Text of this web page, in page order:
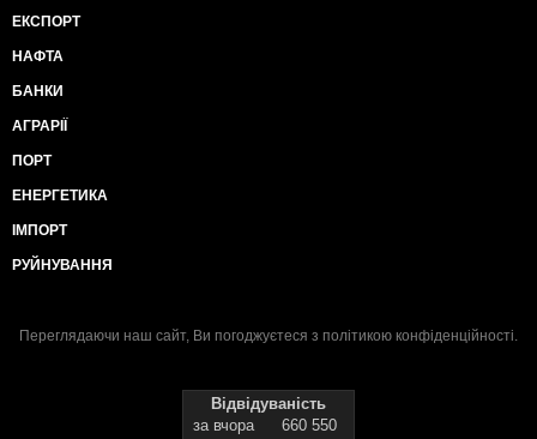
ЕКСПОРТ
НАФТА
БАНКИ
АГРАРІЇ
ПОРТ
ЕНЕРГЕТИКА
ІМПОРТ
РУЙНУВАННЯ
Переглядаючи наш сайт, Ви погоджуєтеся з політикою конфіденційності.
Відвідуваність
за вчора
660 550